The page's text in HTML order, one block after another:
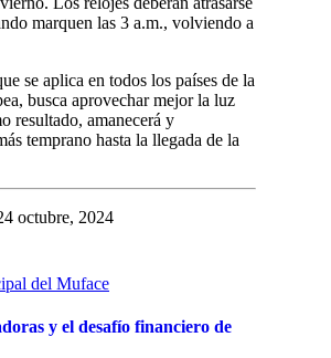
marquen las 3 a.m., volviendo a
se aplica en todos los países de la
busca aprovechar mejor la luz
resultado, amanecerá y
temprano hasta la llegada de la
octubre, 2024
y el desafío financiero de